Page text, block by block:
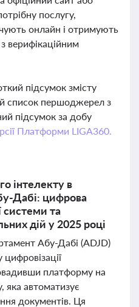
послугу,
онлайн і отримують
верифікаційним
підсумок змісту
список першоджерел з
підсумок за добу
Платформи LIGA360.
інтелекту в
Дабі: цифрова
системи та
дій у 2025 році
Абу-Дабі (ADJD)
платформу на
яка автоматизує
документів. Ця